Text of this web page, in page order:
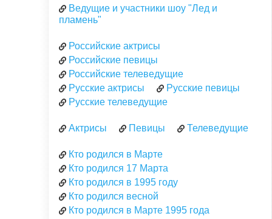
Ведущие и участники шоу "Лед и
пламень"
Российские актрисы
Российские певицы
Российские телеведущие
Русские актрисы
Русские певицы
Русские телеведущие
Актрисы Певицы Телеведущие
Кто родился в Марте
Кто родился 17 Марта
Кто родился в 1995 году
Кто родился весной
Кто родился в Марте 1995 года